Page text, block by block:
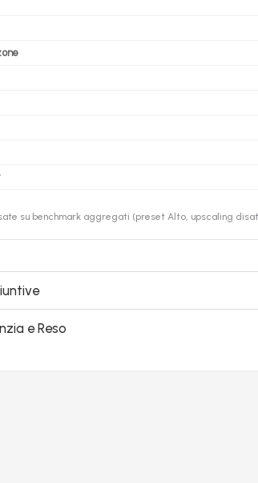
su benchmark aggregati (preset Alto, upscaling
e Reso